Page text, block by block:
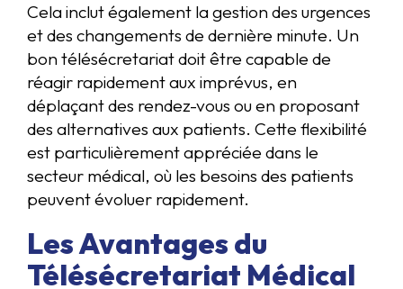
Cela inclut également la gestion des urgences
et des changements de dernière minute. Un
bon télésécretariat doit être capable de
réagir rapidement aux imprévus, en
déplaçant des rendez-vous ou en proposant
des alternatives aux patients. Cette flexibilité
est particulièrement appréciée dans le
secteur médical, où les besoins des patients
peuvent évoluer rapidement.
Les Avantages du
Télésécretariat Médical